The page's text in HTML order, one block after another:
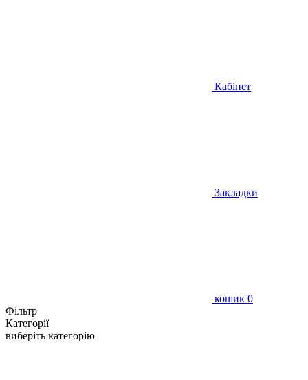
Кабінет
Закладки
кошик 0
Фільтр
Категорії
виберіть категорію